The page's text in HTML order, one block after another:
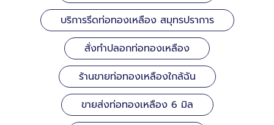
บริการรีดท่อทองเหลือง สมุทรปราการ
สั่งทำปลอกท่อทองเหลือง
ร้านขายท่อทองเหลืองใกล้ฉัน
ขายส่งท่อทองเหลือง 6 มิล